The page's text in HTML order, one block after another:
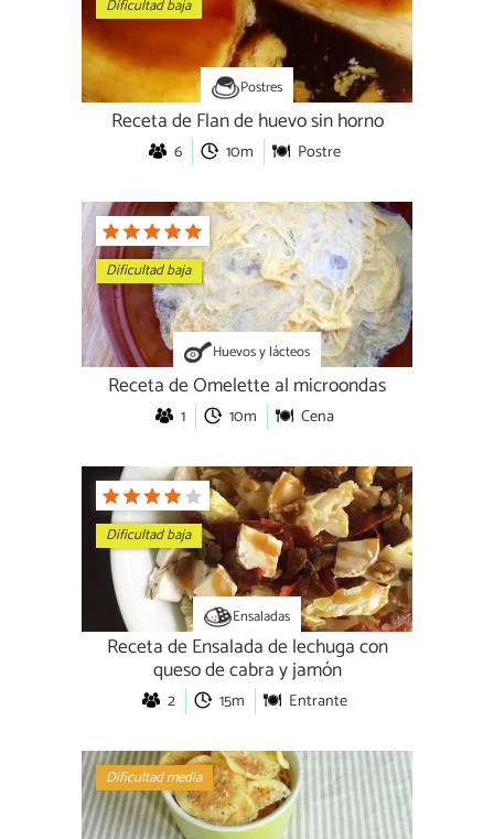
Dificultad baja
Postres
Receta de Flan de huevo sin horno
6 10m Postre
Dificultad baja
Huevos y lácteos
Receta de Omelette al microondas
1 10m Cena
Dificultad baja
Ensaladas
Receta de Ensalada de lechuga con
queso de cabra y jamón
2 15m Entrante
Dificultad media